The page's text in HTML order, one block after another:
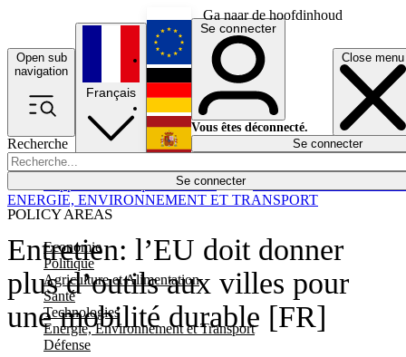
Ga naar de hoofdinhoud
Open sub
navigation
Close menu
Recherche
Se connecter
POLICY AREAS
Economie
Politique
Agriculture et Alimentation
Santé
Technologies
Energie, Environnement et Transport
Défense
Économie
Français
English
Deutsch
Español
Se connecter
Vous êtes déconnecté.
Se connecter
Entretien: l’EU doit donner
plus d’outils aux villes pour
une mobilité durable [FR]
ENERGIE, ENVIRONNEMENT ET TRANSPORT